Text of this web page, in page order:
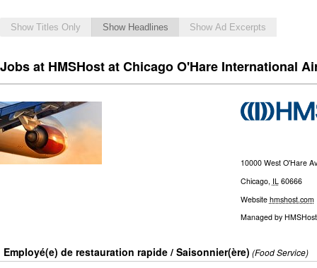
Show Titles Only Show Headlines Show Ad Excerpts
Jobs at HMSHost at Chicago O'Hare International
10000 West O'Hare
Chicago, IL 60666
Website hmshost.com
Managed by HMSHost
Employé(e) de restauration rapide / Saisonnier(ère) (Food Service)